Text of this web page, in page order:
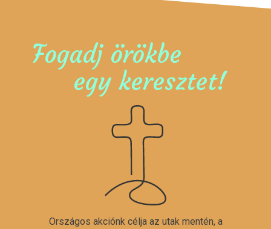
Fogadj örökbe
egy keresztet!
Országos akciónk célja az utak mentén, a